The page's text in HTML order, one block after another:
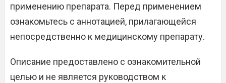
применению препарата. Перед применением
ознакомьтесь с аннотацией, прилагающейся
непосредственно к медицинскому препарату.
Описание предоставлено с ознакомительной
целью и не является руководством к